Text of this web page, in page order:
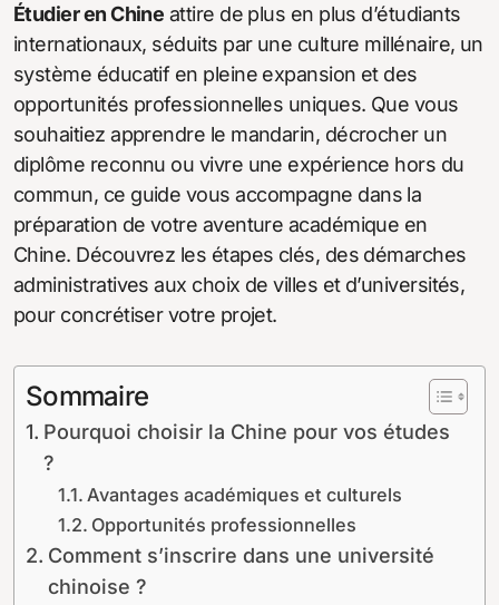
Étudier en Chine attire de plus en plus d’étudiants
internationaux, séduits par une culture millénaire, un
système éducatif en pleine expansion et des
opportunités professionnelles uniques. Que vous
souhaitiez apprendre le mandarin, décrocher un
diplôme reconnu ou vivre une expérience hors du
commun, ce guide vous accompagne dans la
préparation de votre aventure académique en
Chine. Découvrez les étapes clés, des démarches
administratives aux choix de villes et d’universités,
pour concrétiser votre projet.
Sommaire
Pourquoi choisir la Chine pour vos études
?
Avantages académiques et culturels
Opportunités professionnelles
Comment s’inscrire dans une université
chinoise ?